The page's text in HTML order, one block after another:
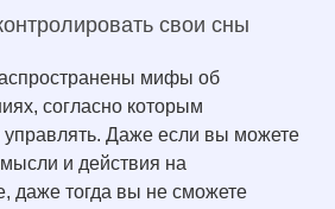
свои сны
мифы об
согласно которым
Даже если вы можете
и действия на
даже тогда вы не сможете